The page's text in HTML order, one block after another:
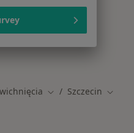
Szczecinie
w Szczecinie
Zmień miasto
Szczecin